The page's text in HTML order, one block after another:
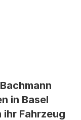
in Basel
Fahrzeug